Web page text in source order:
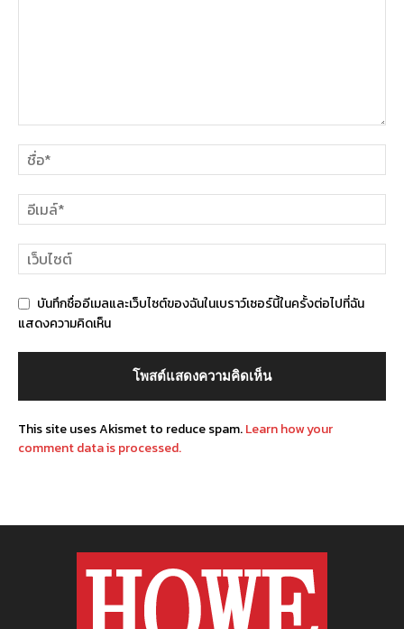
บันทึกชื่ออีเมลและเว็บไซต์ของฉันในเบราว์เซอร์นี้ในครั้งต่อไปที่ฉัน
แสดงความคิดเห็น
This site uses Akismet to reduce spam.Learn how your
comment data is processed.